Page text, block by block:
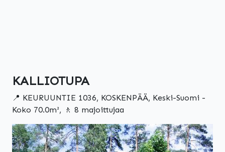
KALLIOTUPA
📍 KEURUUNTIE 1036, KOSKENPÄÄ, Keski-Suomi -
Koko 70.0m², 🚶 8 majoittujaa